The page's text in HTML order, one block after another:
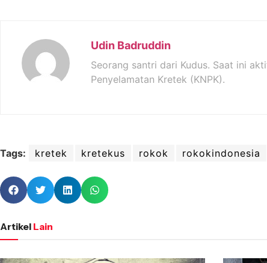
Udin Badruddin
Seorang santri dari Kudus. Saat ini
Penyelamatan Kretek (KNPK).
Tags: kretek kretekus rokok rokokindonesia
Artikel Lain